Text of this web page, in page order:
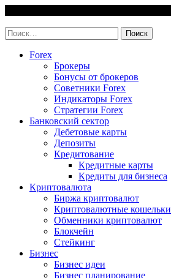
content
Найти:
Forex
Брокеры
Бонусы от брокеров
Советники Forex
Индикаторы Forex
Стратегии Forex
Банковский сектор
Дебетовые карты
Депозиты
Кредитование
Кредитные карты
Кредиты для бизнеса
Криптовалюта
Биржа криптовалют
Криптовалютные кошельки
Обменники криптовалют
Блокчейн
Стейкинг
Бизнес
Бизнес идеи
Бизнес планирование